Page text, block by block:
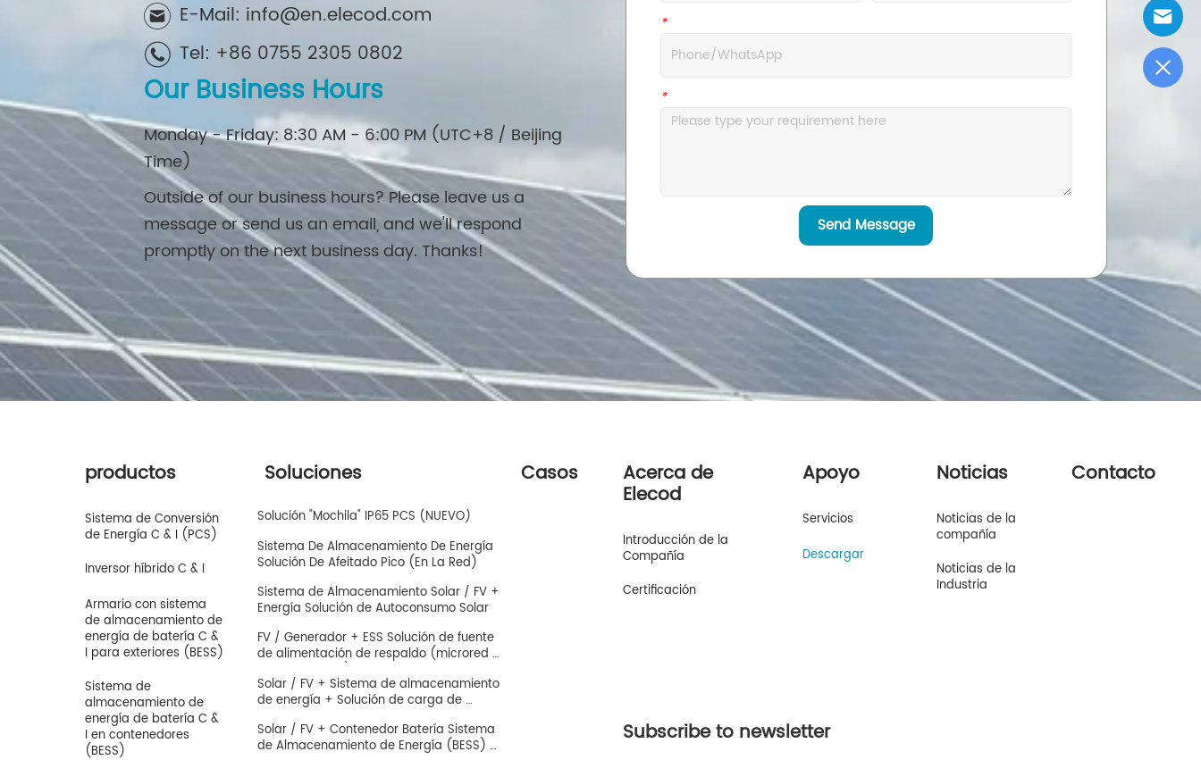
E-Mail: info@en.elecod.com
Tel: +86 0755 2305 0802
Our Business Hours
Monday - Friday: 8:30 AM - 6:00 PM (UTC+8 / Beijing
Time)
Outside of our business hours? Please leave us a
message or send us an email, and we'll respond
promptly on the next business day. Thanks!
*WhatsApp
*Message
Send Message
productos
Sistema de Conversión
de Energía C & I (PCS)
Inversor híbrido C & I
Armario con sistema
de almacenamiento de
energía de batería C &
I para exteriores (BESS)
Sistema de
almacenamiento de
energía de batería C &
I en contenedores
(BESS)
Soluciones
Solución "Mochila" IP65 PCS (NUEVO)
Sistema De Almacenamiento De Energía
Solución De Afeitado Pico (En La Red)
Sistema de Almacenamiento Solar / FV +
Energía Solución de Autoconsumo Solar
FV / Generador + ESS Solución de fuente
de alimentación de respaldo (microred /
Solar / FV + Sistema de almacenamiento
de energía + Solución de carga de
Solar / FV + Contenedor Batería Sistema
de Almacenamiento de Energía (BESS)
Casos Acerca de
Elecod
Introducción de la
Compañía
Certificación
Apoyo
Servicios
Descargar
Noticias
Noticias de la
compañía
Noticias de la
Industria
Contacto
Subscribe to newsletter